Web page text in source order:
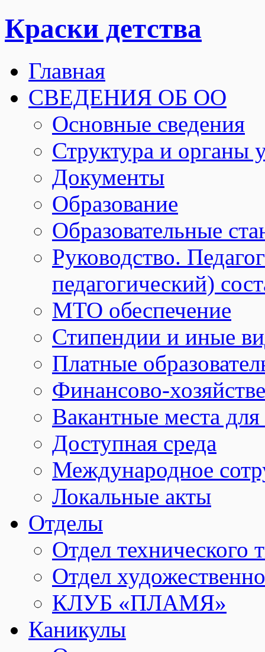
Краски детства
Главная
СВЕДЕНИЯ ОБ ОО
Основные сведения
Структура и органы
Документы
Образование
Образовательные
Руководство.
педагогический)
МТО обеспечение
Стипендии и иные
Платные
Финансово-
Вакантные места
Доступная среда
Международное
Локальные акты
Отделы
Отдел технического
Отдел
КЛУБ «ПЛАМЯ»
Каникулы